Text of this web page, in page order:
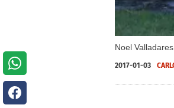
Noel
2017-01-03